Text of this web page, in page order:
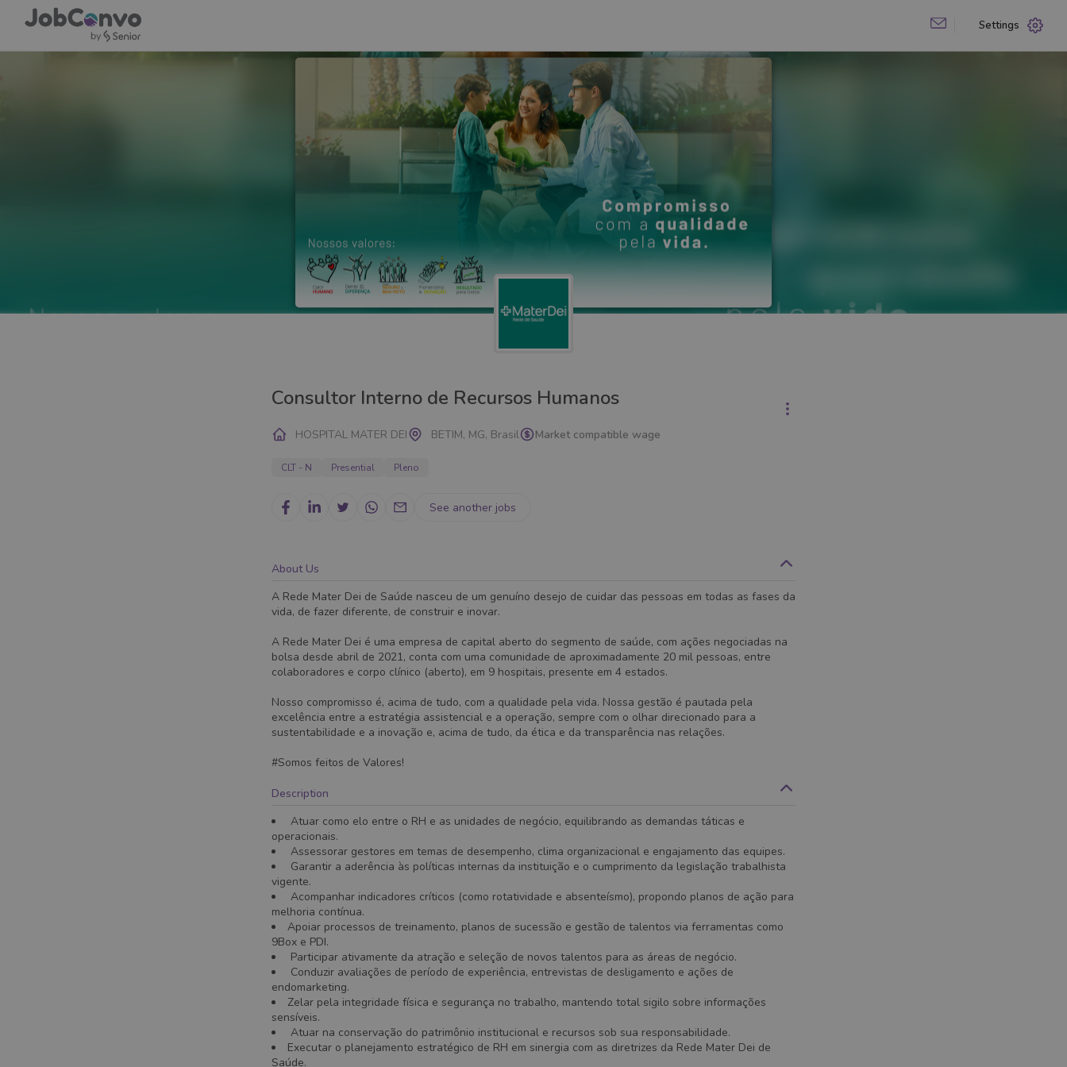
Settings
Consultor Interno de Recursos Humanos
HOSPITAL MATER DEI BETIM, MG, Brasil Market compatible wage
CLT - N Presential Pleno
See another jobs
About Us
A Rede Mater Dei de Saúde nasceu de um genuíno desejo de cuidar das pessoas em todas as fases da
vida, de fazer diferente, de construir e inovar.
A Rede Mater Dei é uma empresa de capital aberto do segmento de saúde, com ações negociadas na
bolsa desde abril de 2021, conta com uma comunidade de aproximadamente 20 mil pessoas, entre
colaboradores e corpo clínico (aberto), em 9 hospitais, presente em 4 estados.
Nosso compromisso é, acima de tudo, com a qualidade pela vida. Nossa gestão é pautada pela
excelência entre a estratégia assistencial e a operação, sempre com o olhar direcionado para a
sustentabilidade e a inovação e, acima de tudo, da ética e da transparência nas relações.
#Somos feitos de Valores!
Description
Atuar como elo entre o RH e as unidades de negócio, equilibrando as demandas táticas e
operacionais.
Assessorar gestores em temas de desempenho, clima organizacional e engajamento das equipes.
Garantir a aderência às políticas internas da instituição e o cumprimento da legislação trabalhista
vigente.
Acompanhar indicadores críticos (como rotatividade e absenteísmo), propondo planos de ação para
melhoria contínua.
Apoiar processos de treinamento, planos de sucessão e gestão de talentos via ferramentas como
9Box e PDI.
Participar ativamente da atração e seleção de novos talentos para as áreas de negócio.
Conduzir avaliações de período de experiência, entrevistas de desligamento e ações de
endomarketing.
Zelar pela integridade física e segurança no trabalho, mantendo total sigilo sobre informações
sensíveis.
Atuar na conservação do patrimônio institucional e recursos sob sua responsabilidade.
Executar o planejamento estratégico de RH em sinergia com as diretrizes da Rede Mater Dei de
Saúde.